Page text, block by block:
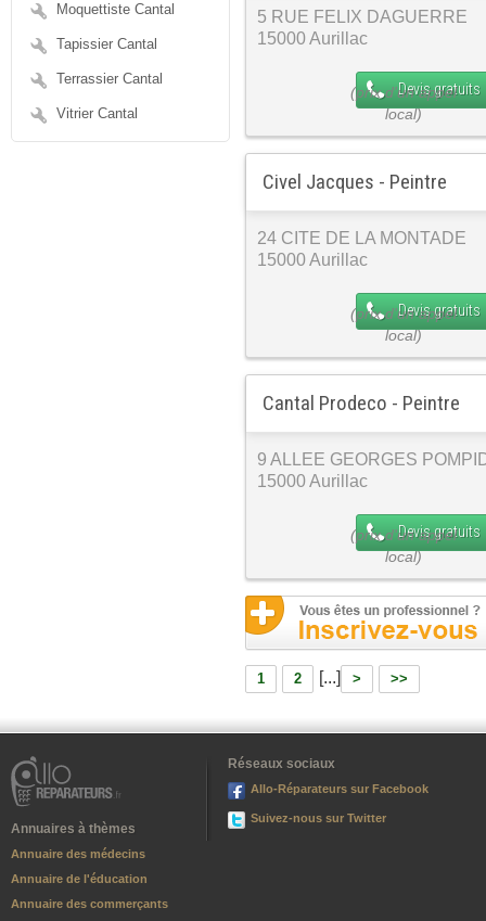
Moquettiste Cantal
Tapissier Cantal
Terrassier Cantal
Vitrier Cantal
5 RUE FELIX DAGUERRE
15000 Aurillac
Devis gratuits
Civel Jacques - Peintre
24 CITE DE LA MONTADE
15000 Aurillac
Devis gratuits
Cantal Prodeco - Peintre
9 ALLEE GEORGES
15000 Aurillac
Devis gratuits
1 2 [...] > >>
Annuaires à thèmes
Annuaire des médecins
Annuaire de l'éducation
Annuaire des commerçants
Réseaux sociaux
Allo-Réparateurs sur Facebook
Suivez-nous sur Twitter